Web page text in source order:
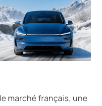
marché français, une